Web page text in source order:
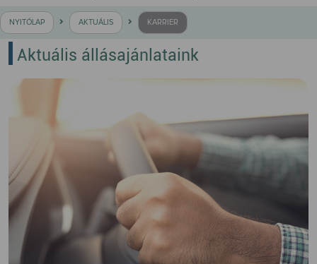
NYITÓLAP AKTUÁLIS KARRIER
Aktuális állásajánlataink